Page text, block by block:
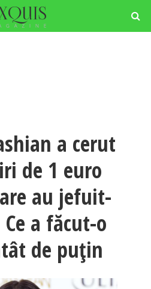
a cerut
de 1 euro
au jefuit-
a făcut-o
de puțin